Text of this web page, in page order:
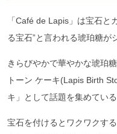
「Café de Lapis」は宝石と
る宝石”と言われる琥珀糖
きらびやかで華やかな琥珀
トーン ケーキ(Lapis Birth
キ」として話題を集めてい
宝石を付けるとワクワクす